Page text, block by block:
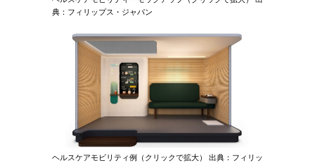
典：フィリップス・ジャパン
ヘルスケアモビリティ例（クリックで拡大） 出典：フィリッ